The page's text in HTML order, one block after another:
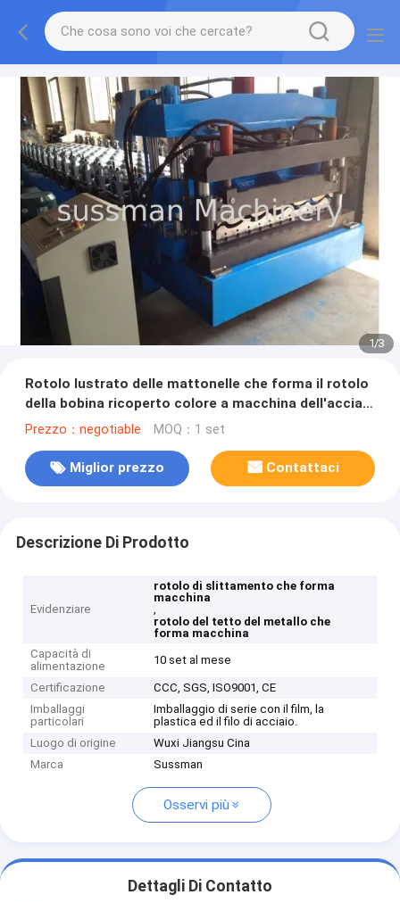
1/3
Rotolo lustrato delle mattonelle che forma il rotolo
della bobina ricoperto colore a macchina dell'acciaio
freddo che forma attrezzatura
Prezzo：negotiable MOQ：1 set
Miglior prezzo Contattaci
Descrizione Di Prodotto
Evidenziare
rotolo di slittamento che forma
macchina
,
rotolo del tetto del metallo che
forma macchina
Capacità di
alimentazione
10 set al mese
Certificazione
CCC, SGS, ISO9001, CE
Imballaggi
particolari
Imballaggio di serie con il film, la
plastica ed il filo di acciaio.
Luogo di origine
Wuxi Jiangsu Cina
Marca
Sussman
Osservi più
Dettagli Di Contatto